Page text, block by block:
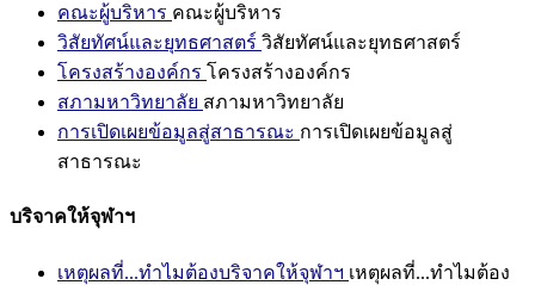
คณะผู้บริหาร คณะผู้บริหาร
วิสัยทัศน์และยุทธศาสตร์ วิสัยทัศน์และยุทธศาสตร์
โครงสร้างองค์กร โครงสร้างองค์กร
สภามหาวิทยาลัย สภามหาวิทยาลัย
การเปิดเผยข้อมูลสู่สาธารณะ การเปิดเผยข้อมูลสู่
สาธารณะ
บริจาคให้จุฬาฯ
เหตุผลที่...ทำไมต้องบริจาคให้จุฬาฯ เหตุผลที่...ทำไมต้อง